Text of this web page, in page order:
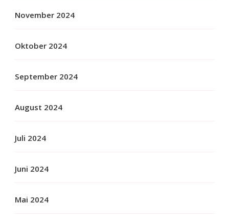
November 2024
Oktober 2024
September 2024
August 2024
Juli 2024
Juni 2024
Mai 2024